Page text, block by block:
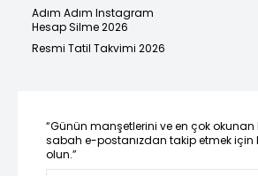
Adım Adım Instagram
Hesap Silme 2026
Resmi Tatil Takvimi 2026
“Günün manşetlerini ve en çok okunan
sabah e-postanızdan takip etmek için
olun.”